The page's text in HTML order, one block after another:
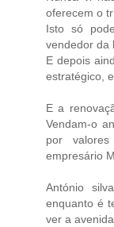
oferecem o
Isto só
vendedor da
E depois
estratégico,
E a
Vendam-o
por
empresário
António
enquanto é
ver a